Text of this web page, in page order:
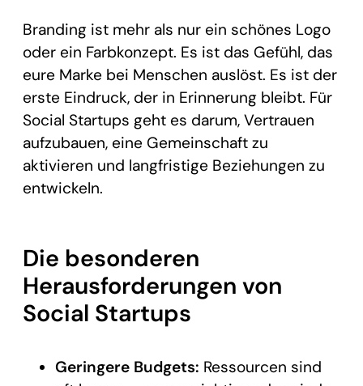
Branding ist mehr als nur ein schönes Logo
oder ein Farbkonzept. Es ist das Gefühl, das
eure Marke bei Menschen auslöst. Es ist der
erste Eindruck, der in Erinnerung bleibt. Für
Social Startups geht es darum, Vertrauen
aufzubauen, eine Gemeinschaft zu
aktivieren und langfristige Beziehungen zu
entwickeln.
Die besonderen
Herausforderungen von
Social Startups
Geringere Budgets: Ressourcen sind